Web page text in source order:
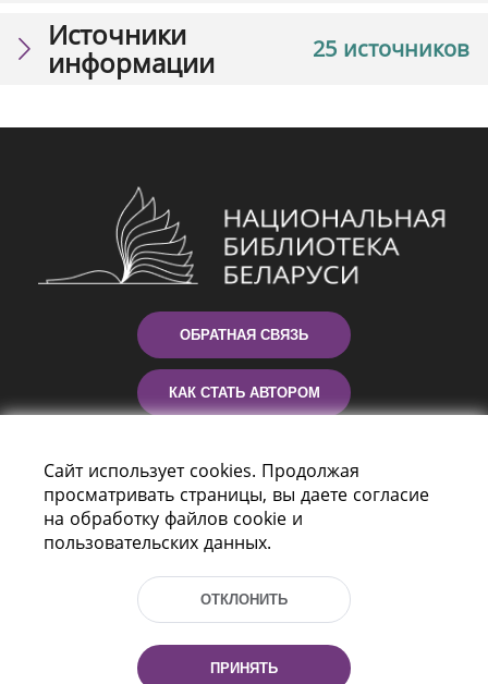
25 источников
Источники
информации
ОБРАТНАЯ СВЯЗЬ
КАК СТАТЬ АВТОРОМ
ПОМОЩЬ
Сайт использует cookies. Продолжая
просматривать страницы, вы даете согласие
на обработку файлов cookie и
пользовательских данных.
ОТКЛОНИТЬ
ПРИНЯТЬ